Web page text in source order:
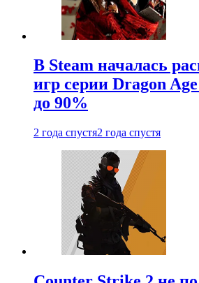
В Steam началась
игр серии Dragon
до 90%
2 года спустя2 года спустя